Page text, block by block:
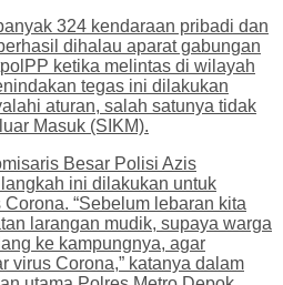
324 kendaraan pribadi dan
dihalau aparat gabungan
ketika melintas di wilayah
tegas ini dilakukan
aturan, salah satunya tidak
Masuk (SIKM).
Besar Polisi Azis
ini dilakukan untuk
“Sebelum lebaran kita
larangan mudik, supaya warga
ke kampungnya, agar
virus Corona,” katanya dalam